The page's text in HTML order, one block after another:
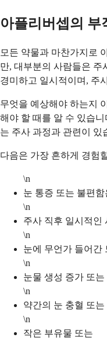
아플리버셉의 부
모든 약물과 마찬가지로
만, 대부분의 사람들은 주
경미하고 일시적이며, 주
무엇을 예상해야 하는지
해야 할 때를 알 수 있습
는 주사 과정과 관련이 있
다음은 가장 흔하게 경험
\n
눈 통증 또는 불편
\n
주사 직후 일시적인
\n
눈에 무언가 들어간
\n
눈물 생성 증가 또는
\n
약간의 눈 충혈 또는
\n
작은 부유물 또는